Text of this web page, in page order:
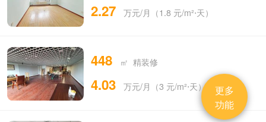
2.27 万元/月（1.8 元/m²⋅天）
448 ㎡ 精装修
4.03 万元/月（3 元/m²⋅天）
更多
功能